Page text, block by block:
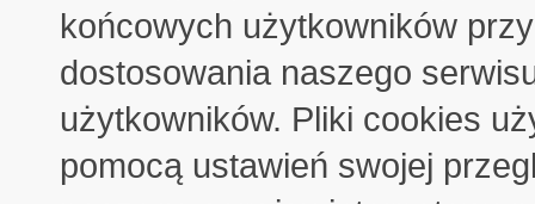
końcowych użytkowników
dostosowania naszego
użytkowników. Pliki cookies
pomocą ustawień swojej